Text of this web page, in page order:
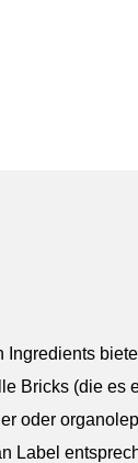
Ingredients
Bricks (die es
oder
Label